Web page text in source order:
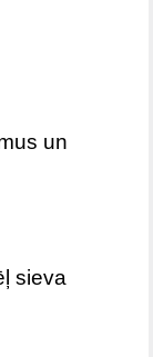
un
sieva